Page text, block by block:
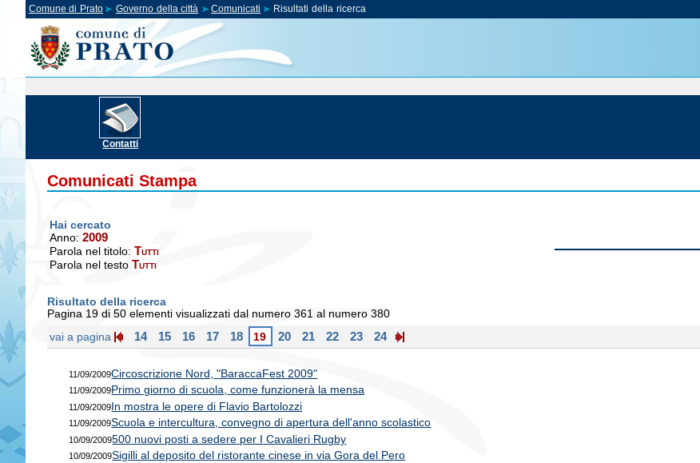
Comune di Prato Governo della città Comunicati Risultati della ricerca
Contatti
Comunicati Stampa
Hai cercato
Anno: 2009
Parola nel titolo: Tutti
Parola nel testo Tutti
Risultato della ricerca
Pagina 19 di 50 elementi visualizzati dal numero 361 al numero 380
vai a pagina 14 15 16 17 18 19 20 21 22 23 24
11/09/2009Circoscrizione Nord, "BaraccaFest 2009"
11/09/2009Primo giorno di scuola, come funzionerà la mensa
11/09/2009 In mostra le opere di Flavio Bartolozzi
11/09/2009Scuola e intercultura, convegno di apertura dell'anno scolastico
10/09/2009500 nuovi posti a sedere per I Cavalieri Rugby
10/09/2009Sigilli al deposito del ristorante cinese in via Gora del Pero